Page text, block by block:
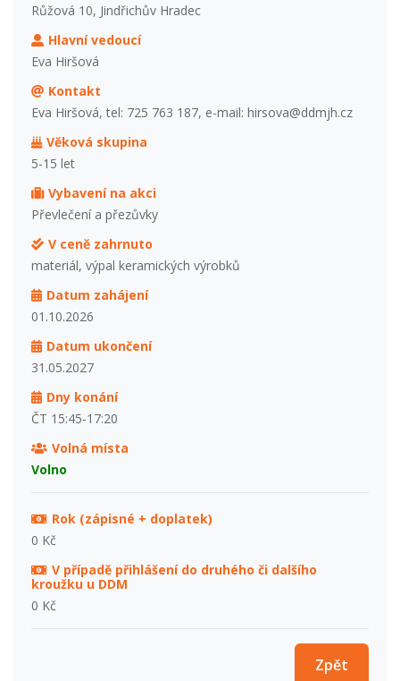
Růžová 10, Jindřichův Hradec
Hlavní vedoucí
Eva Hiršová
Kontakt
Eva Hiršová, tel: 725 763 187, e-mail: hirsova@ddmjh.cz
Věková skupina
5-15 let
Vybavení na akci
Převlečení a přezůvky
V ceně zahrnuto
materiál, výpal keramických výrobků
Datum zahájení
01.10.2026
Datum ukončení
31.05.2027
Dny konání
ČT 15:45-17:20
Volná místa
Volno
Rok (zápisné + doplatek)
0 Kč
V případě přihlášení do druhého či dalšího
kroužku u DDM
0 Kč
Zpět